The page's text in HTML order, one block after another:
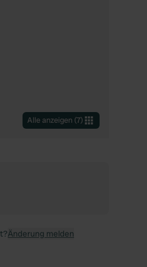
Alle anzeigen (7)
Änderung melden